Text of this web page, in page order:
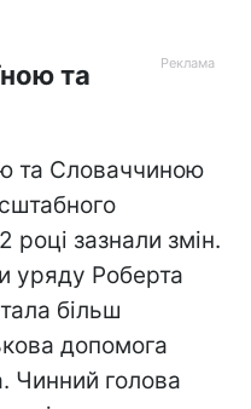
та
та Словаччиною
році зазнали змін.
уряду Роберта
більш
допомога
Чинний голова